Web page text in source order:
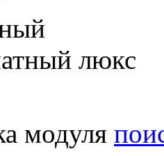
люкс
модуля